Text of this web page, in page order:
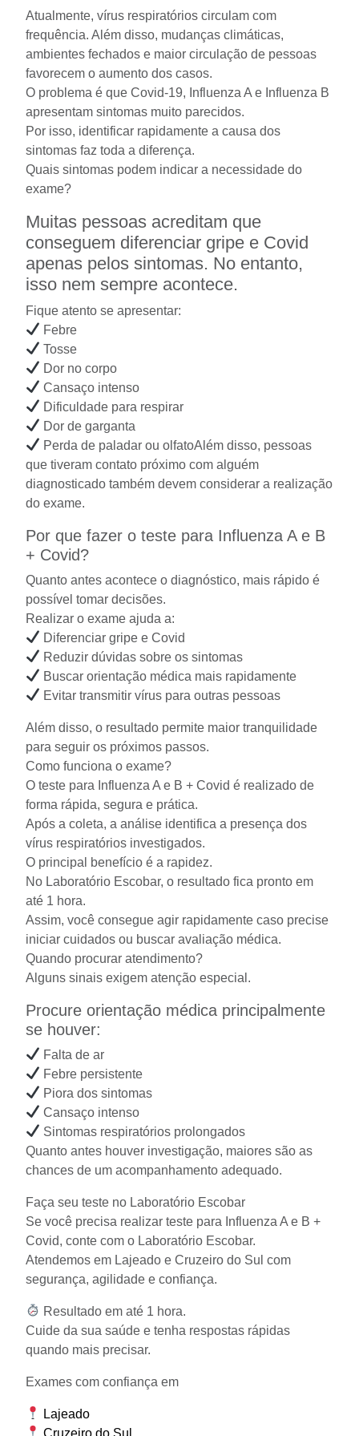
Atualmente, vírus respiratórios circulam com
frequência. Além disso, mudanças climáticas,
ambientes fechados e maior circulação de pessoas
favorecem o aumento dos casos.
O problema é que Covid-19, Influenza A e Influenza B
apresentam sintomas muito parecidos.
Por isso, identificar rapidamente a causa dos
sintomas faz toda a diferença.
Quais sintomas podem indicar a necessidade do
exame?
Muitas pessoas acreditam que
conseguem diferenciar gripe e Covid
apenas pelos sintomas. No entanto,
isso nem sempre acontece.
Fique atento se apresentar:
Febre
Tosse
Dor no corpo
Cansaço intenso
Dificuldade para respirar
Dor de garganta
Perda de paladar ou olfatoAlém disso, pessoas
que tiveram contato próximo com alguém
diagnosticado também devem considerar a realização
do exame.
Por que fazer o teste para Influenza A e B
+ Covid?
Quanto antes acontece o diagnóstico, mais rápido é
possível tomar decisões.
Realizar o exame ajuda a:
Diferenciar gripe e Covid
Reduzir dúvidas sobre os sintomas
Buscar orientação médica mais rapidamente
Evitar transmitir vírus para outras pessoas
Além disso, o resultado permite maior tranquilidade
para seguir os próximos passos.
Como funciona o exame?
O teste para Influenza A e B + Covid é realizado de
forma rápida, segura e prática.
Após a coleta, a análise identifica a presença dos
vírus respiratórios investigados.
O principal benefício é a rapidez.
No Laboratório Escobar, o resultado fica pronto em
até 1 hora.
Assim, você consegue agir rapidamente caso precise
iniciar cuidados ou buscar avaliação médica.
Quando procurar atendimento?
Alguns sinais exigem atenção especial.
Procure orientação médica principalmente
se houver:
Falta de ar
Febre persistente
Piora dos sintomas
Cansaço intenso
Sintomas respiratórios prolongados
Quanto antes houver investigação, maiores são as
chances de um acompanhamento adequado.
Faça seu teste no Laboratório Escobar
Se você precisa realizar teste para Influenza A e B +
Covid, conte com o Laboratório Escobar.
Atendemos em Lajeado e Cruzeiro do Sul com
segurança, agilidade e confiança.
Resultado em até 1 hora.
Cuide da sua saúde e tenha respostas rápidas
quando mais precisar.
Exames com confiança em
Lajeado
Cruzeiro do Sul